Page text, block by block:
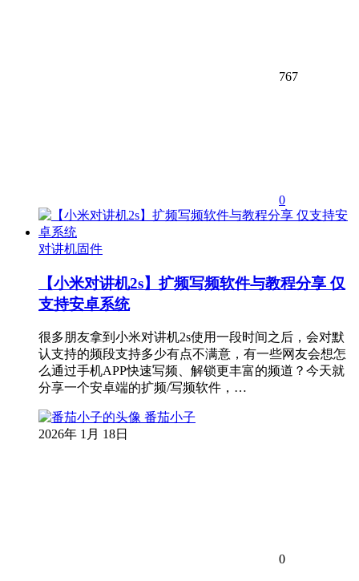
767
0
对讲机固件
【小米对讲机2s】扩频写频软件与教程分享 仅
支持安卓系统
很多朋友拿到小米对讲机2s使用一段时间之后，会对默
认支持的频段支持多少有点不满意，有一些网友会想怎
么通过手机APP快速写频、解锁更丰富的频道？今天就
分享一个安卓端的扩频/写频软件，…
番茄小子
2026年 1月 18日
0